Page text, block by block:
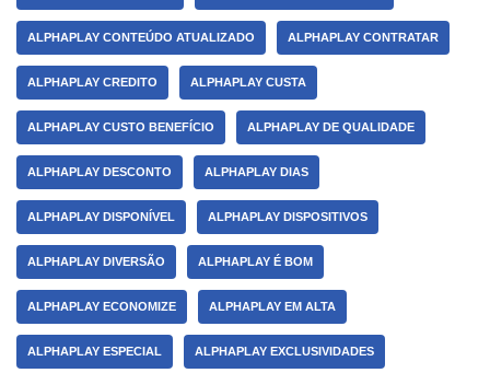
ALPHAPLAY CONTEÚDO ATUALIZADO ALPHAPLAY CONTRATAR
ALPHAPLAY CREDITO ALPHAPLAY CUSTA
ALPHAPLAY CUSTO BENEFÍCIO ALPHAPLAY DE QUALIDADE
ALPHAPLAY DESCONTO ALPHAPLAY DIAS
ALPHAPLAY DISPONÍVEL ALPHAPLAY DISPOSITIVOS
ALPHAPLAY DIVERSÃO ALPHAPLAY É BOM
ALPHAPLAY ECONOMIZE ALPHAPLAY EM ALTA
ALPHAPLAY ESPECIAL ALPHAPLAY EXCLUSIVIDADES